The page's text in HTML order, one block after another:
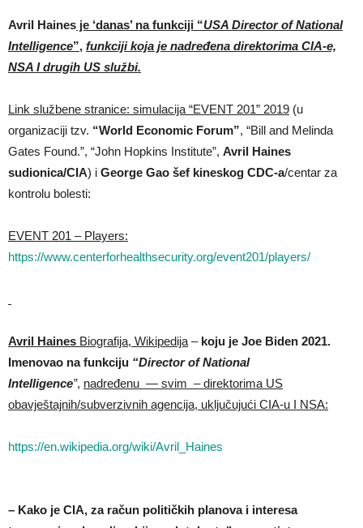
Avril Haines je ‘danas’ na funkciji “USA Director of National
Intelligence”, funkciji koja je nadređena direktorima CIA-e,
NSA I drugih US službi.
Link službene stranice: simulacija “EVENT 201” 2019 (u
organizaciji tzv. “World Economic Forum”, “Bill and Melinda
Gates Found.”, “John Hopkins Institute”, Avril Haines
sudionica/CIA) i George Gao šef kineskog CDC-a/centar za
kontrolu bolesti:
EVENT 201 – Players:
https://www.centerforhealthsecurity.org/event201/players/
Avril Haines Biografija, Wikipedija – koju je Joe Biden 2021.
Imenovao na funkciju “Director of National
Intelligence”, nadređenu — svim – direktorima US
obavještajnih/subverzivnih agencija, uključujući CIA-u I NSA:
https://en.wikipedia.org/wiki/Avril_Haines
– Kako je CIA, za račun političkih planova i interesa